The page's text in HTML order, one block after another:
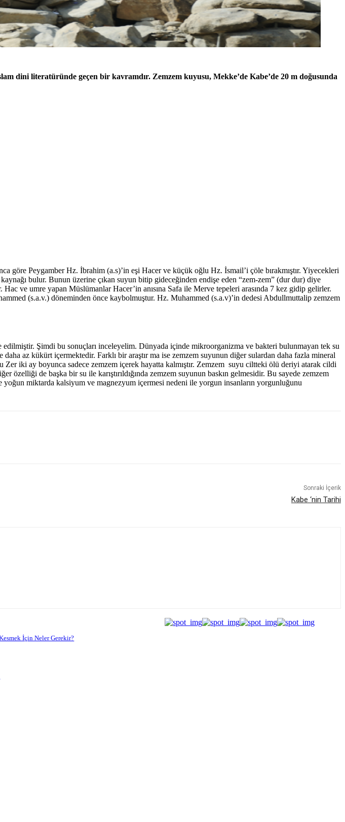
dini literatüründe geçen bir kavramdır. Zemzem kuyusu, Mekke’de Kabe’de 20 m doğusunda
Peygamber Hz. İbrahim (a.s)’in eşi Hacer ve küçük oğlu Hz. İsmail’i çöle bırakmıştır. Yiyecekleri
bulur. Bunun üzerine çıkan suyun bitip gideceğinden endişe eden “zem-zem” (dur dur) diye
ve umre yapan Müslümanlar Hacer’in anısına Safa ile Merve tepeleri arasında 7 kez gidip gelirler.
(s.a.v.) döneminden önce kaybolmuştur. Hz. Muhammed (s.a.v)’in dedesi Abdullmuttalip zemzem
Şimdi bu sonuçları inceleyelim. Dünyada içinde mikroorganizma ve bakteri bulunmayan tek su
az kükürt içermektedir. Farklı bir araştır ma ise zemzem suyunun diğer sulardan daha fazla mineral
Zer iki ay boyunca sadece zemzem içerek hayatta kalmıştır. Zemzem suyu ciltteki ölü deriyi atarak cildi
de başka bir su ile karıştırıldığında zemzem suyunun baskın gelmesidir. Bu sayede zemzem
miktarda kalsiyum ve magnezyum içermesi nedeni ile yorgun insanların yorgunluğunu
Sonraki İçerik
Kabe ‘nin Tarihi
İçin Neler Gerekir?